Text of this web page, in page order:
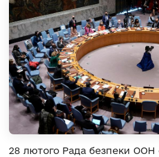
28 лютого Рада безпеки ООН